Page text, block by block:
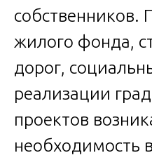
собственников.
жилого фонда,
дорог,
реализации
проектов
необходимость в